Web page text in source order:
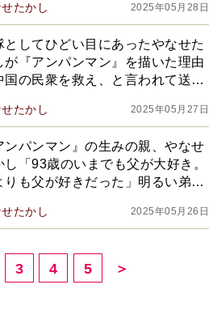
法たかし 2025年05月28日
としてひどい目にあったやなせた
が『アンパンマン』を描いた理由
国の民衆を救え、と言われて送ら
たかし 2025年05月27日
ンパンマン』の生みの親、やなせ
し「93歳のいまでも父が大好き。
りも父が好きだった」明るい弟と
たかし 2025年05月26日
3 4 5 ＞